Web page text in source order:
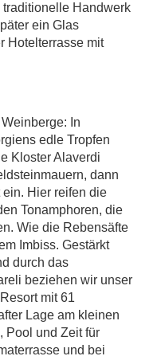
Handwerk
ein Glas
Hotelterrasse mit
In
edle Tropfen
Kloster Alaverdi
dann
Hier reifen die
Tonamphoren, die
Wie die Rebensäfte
Imbiss. Gestärkt
durch das
beziehen wir unser
mit 61
Lage am kleinen
Pool und Zeit für
und bei